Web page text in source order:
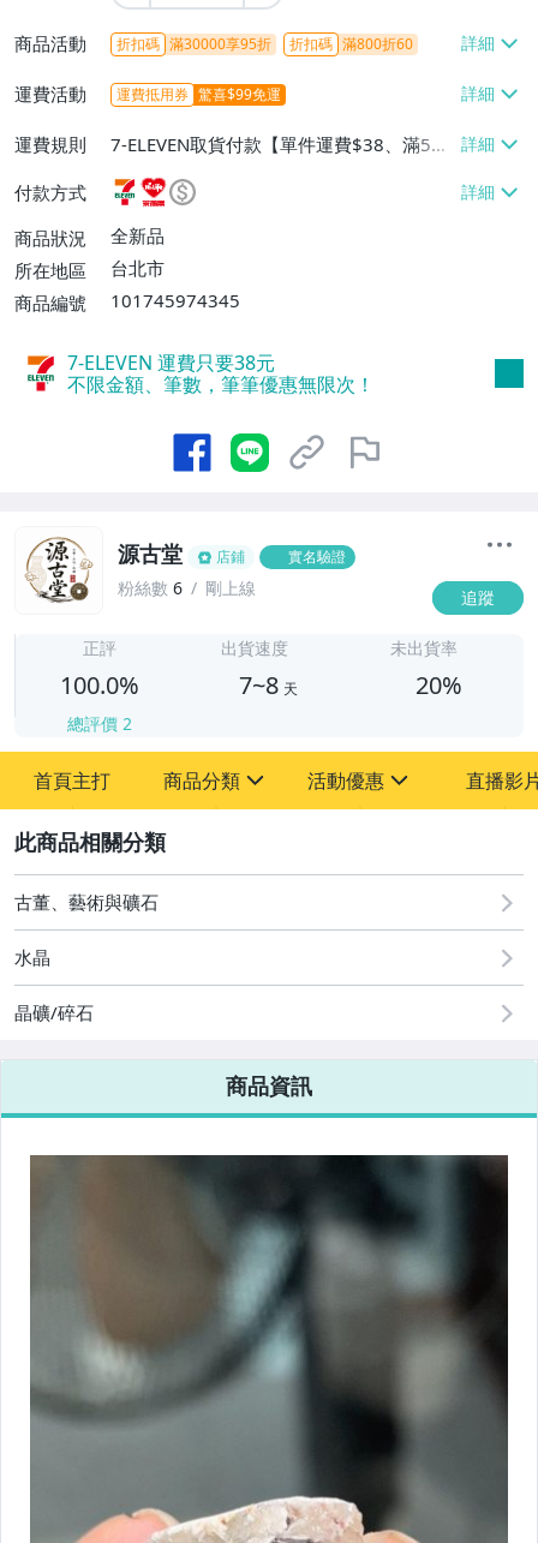
商品活動 折扣碼 滿30000享95折 折扣碼 滿800折60
運費活動 運費抵用券 驚喜$99免運
運費規則
7-ELEVEN取貨付款【單件運費$38、滿5件
或消費滿$1298免運費】、7-ELEVEN取貨
不付款【免運費】、萊爾富取貨付款【單件
運費$60、滿5件或消費滿$1298免運
費】、宅配/貨運【單件運費$120、滿5件
付款方式
商品狀況
全新品
所在地區
台北市
商品編號
101745974345
7-ELEVEN 運費只要38元
不限金額、筆數，筆筆優惠無限次！
源古堂 店鋪 實名驗證
粉絲數 6 剛上線 追蹤
正評
100.0%
總評價 2
出貨速度
7~8 天
未出貨率
20%
首頁主打 商品分類
其它
活動優惠
[全店] 周年慶
[全店] 粉絲專享
直播影
古董、藝術與礦石
水晶
晶礦/碎石
商品資訊